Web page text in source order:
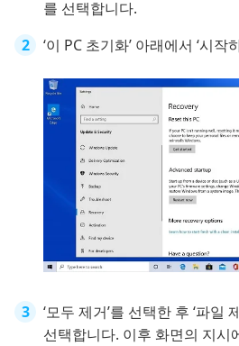
를 선택합니다.
‘이 PC 초기화’ 아래에서 ‘시작
‘모두 제거’를 선택한 후 ‘파일
선택합니다. 이후 화면의 지시